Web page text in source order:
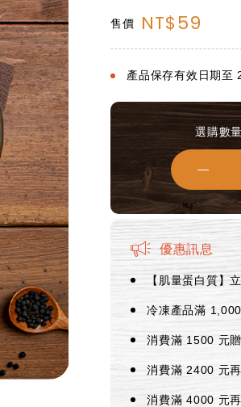
售價 NT$59
產品保存有效日期至
選購數
優惠訊息
【肌量蛋白質】
冷凍產品滿
消費滿 1500 元
消費滿 2400 元
消費滿 4000 元